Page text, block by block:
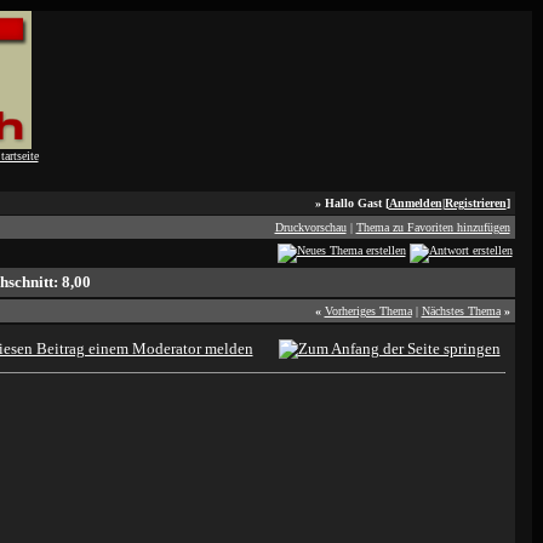
» Hallo Gast [Anmelden|Registrieren]
Druckvorschau| Thema zu Favoriten hinzufügen
« Vorheriges Thema| Nächstes Thema »